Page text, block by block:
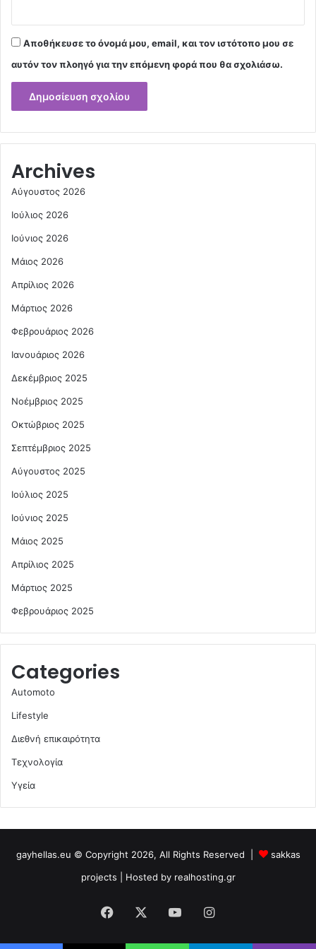
Αποθήκευσε το όνομά μου, email, και τον ιστότοπο μου σε
αυτόν τον πλοηγό για την επόμενη φορά που θα σχολιάσω.
Archives
Αύγουστος 2026
Ιούλιος 2026
Ιούνιος 2026
Μάιος 2026
Απρίλιος 2026
Μάρτιος 2026
Φεβρουάριος 2026
Ιανουάριος 2026
Δεκέμβριος 2025
Νοέμβριος 2025
Οκτώβριος 2025
Σεπτέμβριος 2025
Αύγουστος 2025
Ιούλιος 2025
Ιούνιος 2025
Μάιος 2025
Απρίλιος 2025
Μάρτιος 2025
Φεβρουάριος 2025
Categories
Automoto
Lifestyle
Διεθνή επικαιρότητα
Τεχνολογία
Υγεία
gayhellas.eu © Copyright 2026, All Rights Reserved |
sakkas
projects | Hosted by realhosting.gr
Facebook YouTubeInstagram